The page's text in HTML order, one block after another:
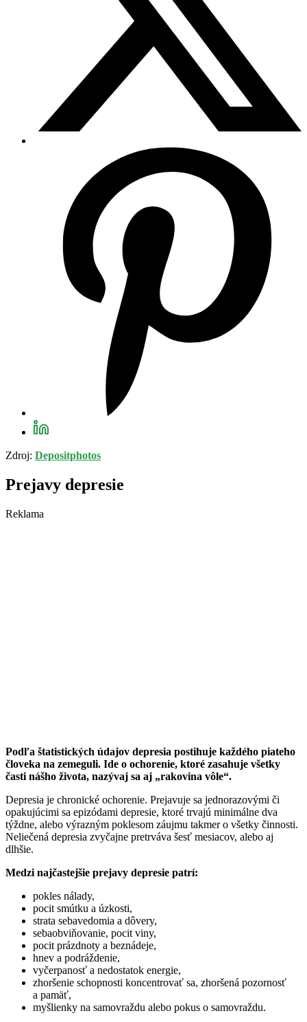
Zdroj: Depositphotos
Prejavy depresie
Reklama
Podľa štatistických údajov depresia postihuje každého piateho
človeka na zemeguli. Ide o ochorenie, ktoré zasahuje všetky
časti nášho života, nazývaj sa aj „rakovina vôle“.
Depresia je chronické ochorenie. Prejavuje sa jednorazovými či
opakujúcimi sa epizódami depresie, ktoré trvajú minimálne dva
týždne, alebo výrazným poklesom záujmu takmer o všetky činnosti.
Neliečená depresia zvyčajne pretrváva šesť mesiacov, alebo aj
dlhšie.
Medzi najčastejšie prejavy depresie patrí:
pokles nálady,
pocit smútku a úzkosti,
strata sebavedomia a dôvery,
sebaobviňovanie, pocit viny,
pocit prázdnoty a beznádeje,
hnev a podráždenie,
vyčerpanosť a nedostatok energie,
zhoršenie schopnosti koncentrovať sa, zhoršená pozornosť
a pamäť,
myšlienky na samovraždu alebo pokus o samovraždu.